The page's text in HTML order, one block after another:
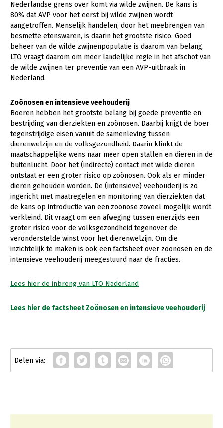
Biologische Landbouw
Bollenteelt
Bomen, vaste planten en zomerbloemen
Fruitteelt
Glastuinbouw
Vollegrondsgroente
Multifunctioneel
Vrouw en Bedrijf
Onderwerpen
Nieuws
Nieuwsabonnement
Webinars
LTO Nederland
Mensen
Bestuur en Directie
Medewerkers
Vakgroepbestuurders
Jaarverslag 2023
Vacatures
Pers
Contact
Nederlandse grens over komt via wilde zwijnen. De kans is
80% dat AVP voor het eerst bij wilde zwijnen wordt
aangetroffen. Menselijk handelen, door het meebrengen van
besmette etenswaren, is daarin het grootste risico. Goed
beheer van de wilde zwijnenpopulatie is daarom van belang.
LTO vraagt daarom om meer landelijke regie in het afschot van
de wilde zwijnen ter preventie van een AVP-uitbraak in
Nederland.
Zoönosen en intensieve veehouderij
Boeren hebben het grootste belang bij goede preventie en
bestrijding van dierziekten en zoönosen. Daarbij krijgt de boer
tegenstrijdige eisen vanuit de samenleving tussen
dierenwelzijn en de volksgezondheid. Daarin klinkt de
maatschappelijke wens naar meer open stallen en dieren in de
buitenlucht. Door het (indirecte) contact met wilde dieren
ontstaat er een groter risico op zoönosen. Ook als er minder
dieren gehouden worden. De (intensieve) veehouderij is zo
ingericht met maatregelen en monitoring van dierziekten dat
de kans op introductie van een zoönose zoveel mogelijk wordt
verkleind. Dit vraagt om een afweging tussen enerzijds een
groter risico voor de volksgezondheid tegenover de
veronderstelde winst voor het dierenwelzijn. Om die
inzichtelijk te maken is ook een factsheet over zoönosen en de
intensieve veehouderij meegestuurd naar de fracties.
Lees hier de inbreng van LTO Nederland
Lees hier de factsheet Zoönosen en intensieve veehouderij